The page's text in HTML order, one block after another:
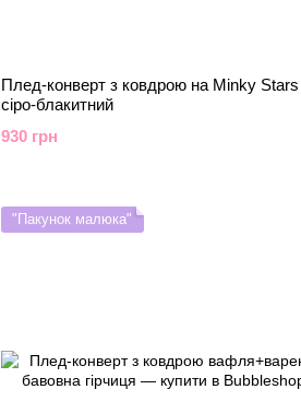
Плед-конверт з ковдрою на Minky Stars
сіро-блакитний
930 грн
"Пакунок малюка"